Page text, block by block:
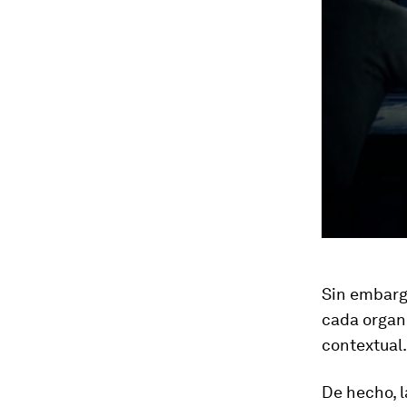
Sin
cada
contextual.
De hecho,